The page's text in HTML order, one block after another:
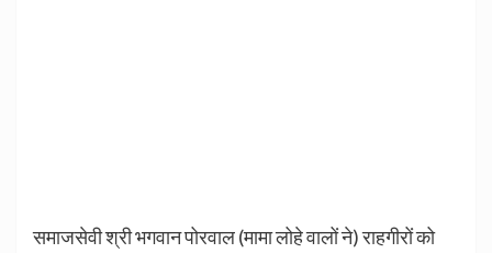
समाजसेवी श्री भगवान पोरवाल (मामा लोहे वालों ने) राहगीरों को